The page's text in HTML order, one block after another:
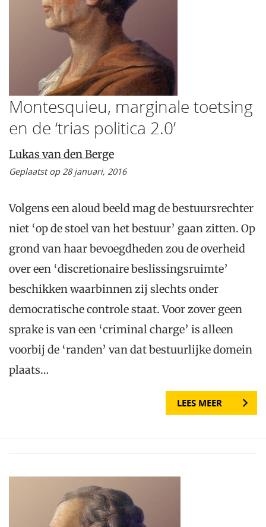
Montesquieu, marginale toetsing
en de ‘trias politica 2.0’
Lukas van den Berge
Geplaatst op 28 januari, 2016
Volgens een aloud beeld mag de bestuursrechter
niet ‘op de stoel van het bestuur’ gaan zitten. Op
grond van haar bevoegdheden zou de overheid
over een ‘discretionaire beslissingsruimte’
beschikken waarbinnen zij slechts onder
democratische controle staat. Voor zover geen
sprake is van een ‘criminal charge’ is alleen
voorbij de ‘randen’ van dat bestuurlijke domein
plaats…
LEES MEER